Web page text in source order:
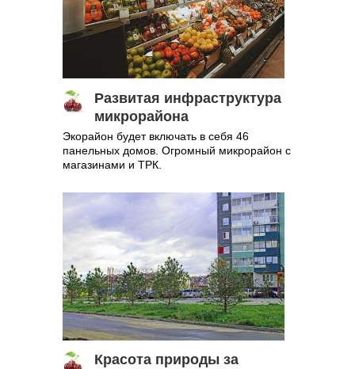
Развитая инфраструктура
микрорайона
Экорайон будет включать в себя 46
панельных домов. Огромный микрорайон с
магазинами и ТРК.
Красота природы за